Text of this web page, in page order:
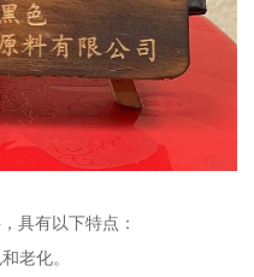
具有以下特点：
老化。